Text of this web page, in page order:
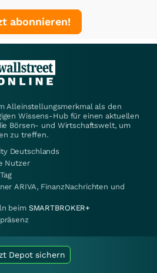
abonnieren!
Alleinstellungsmerkmal als den
Wissens-Hub für einen aktuellen
Börsen- und Wirtschaftswelt, um
zu treffen.
Deutschlands
Nutzer
ARIVA, FinanzNachrichten und
beim SMARTBROKER+
Depot sichern